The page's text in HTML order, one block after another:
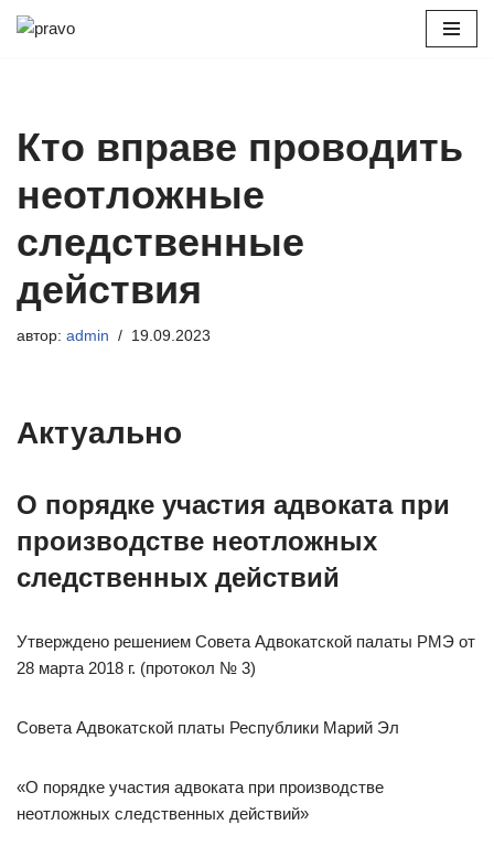
Кто вправе проводить
неотложные
следственные
действия
автор: admin 19.09.2023
Актуально
О порядке участия адвоката при
производстве неотложных
следственных действий
Утверждено решением Совета Адвокатской палаты РМЭ от
28 марта 2018 г. (протокол № 3)
Совета Адвокатской платы Республики Марий Эл
«О порядке участия адвоката при производстве
неотложных следственных действий»